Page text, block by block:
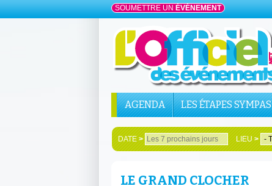
SOUMETTRE UN ÉVÉNEMENT
AGENDA LES ÉTAPES SYMPAS
DATE> LIEU>
LE GRAND CLOCHER